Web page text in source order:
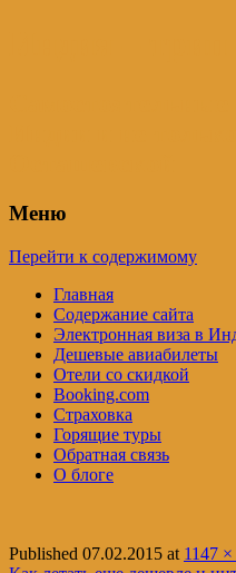
Меню
Перейти к содержимому
Главная
Содержание сайта
Электронная виза в
Дешевые авиабилеты
Отели со скидкой
Booking.com
Страховка
Горящие туры
Обратная связь
О блоге
Published 07.02.2015 at 1147